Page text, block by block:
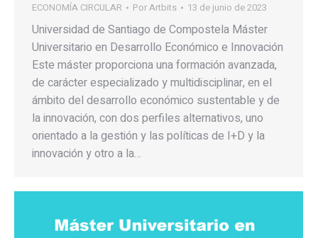
ECONOMÍA CIRCULAR PorArtbits 13 de junio de 2023
Universidad de Santiago de Compostela Máster
Universitario en Desarrollo Económico e Innovación
Este máster proporciona una formación avanzada,
de carácter especializado y multidisciplinar, en el
ámbito del desarrollo económico sustentable y de
la innovación, con dos perfiles alternativos, uno
orientado a la gestión y las políticas de I+D y la
innovación y otro a la…